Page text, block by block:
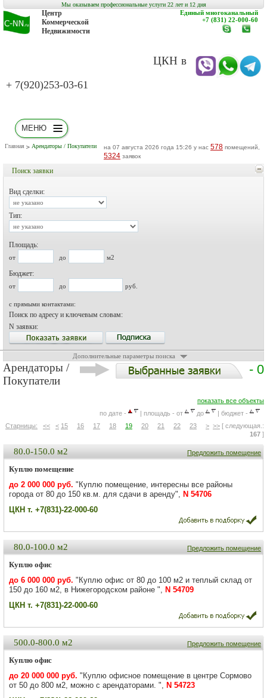
Мы оказываем профессиональные услуги 22 лет и 12 дня
Центр
Коммерческой
Недвижимости
ЦКН в
+ 7(920)253-03-61
Единый многоканальный
+7 (831) 22-000-60
www.c-
МЕНЮ
Главная Арендаторы / Покупатели на 07 августа 2026 года 15:26 у нас 578 помещений,
5324 заявок
Поиск заявки
Вид сделки:
Тип:
Площадь:
от до м2
Бюджет:
от до руб.
с прямыми контактами:
Поиск по адресу и ключевым словам:
N заявки:
Дополнительные параметры поиска
- 0
Арендаторы /
Покупатели
показать все объекты
по дате -
| площадь - от до
| бюджет -
Старницы:
<< < 15 16 17 18 19 20 21 22 23 > >> [ следующая.:
167 ]
Предложить помещение
80.0-150.0 м2
Куплю помещение
до 2 000 000 руб. "Куплю помещение, интересны все районы
города от 80 до 150 кв.м. для сдачи в аренду", N 54706
ЦКН т. +7(831)-22-000-60
Предложить помещение
80.0-100.0 м2
Куплю офис
до 6 000 000 руб. "Куплю офис от 80 до 100 м2 и теплый склад от
150 до 160 м2, в Нижегородском районе ", N 54709
ЦКН т. +7(831)-22-000-60
Предложить помещение
500.0-800.0 м2
Куплю офис
до 20 000 000 руб. "Куплю офисное помещение в центре Сормово
от 50 до 800 м2, можно с арендаторами. ", N 54723